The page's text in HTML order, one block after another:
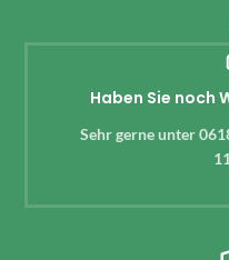
Haben Sie noch
Sehr gerne unter